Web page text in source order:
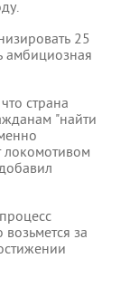
25
амбициозная
страна
"найти
локомотивом
за